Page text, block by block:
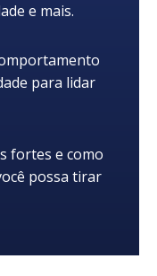
e mais.
para lidar
fortes e como
possa tirar